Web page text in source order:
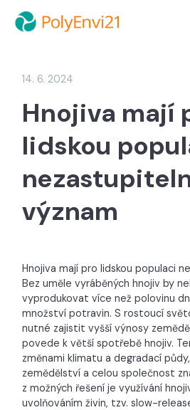
14. 6. 2024
Hnojiva mají
lidskou
význam
Hnojiva mají pro lidskou populaci
Bez uměle vyráběných hnojiv by
vyprodukovat více než polovinu
množství potravin. S rostoucí
nutné zajistit vyšší výnosy
povede k větší spotřebě hnojiv.
změnami klimatu a degradací
zemědělství a celou společnost
z možných řešení je využívání
uvolňováním živin, tzv. slow-